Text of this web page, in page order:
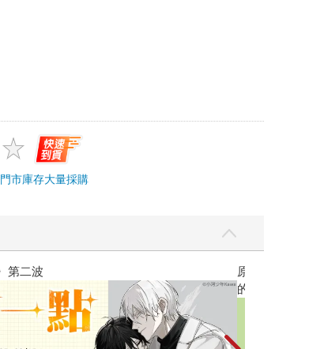
門市庫存大量採購